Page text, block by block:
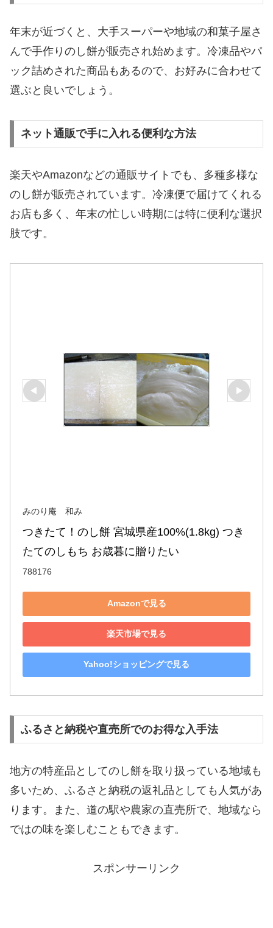
年末が近づくと、大手スーパーや地域の和菓子屋さ
んで手作りのし餅が販売され始めます。冷凍品やパ
ック詰めされた商品もあるので、お好みに合わせて
選ぶと良いでしょう。
ネット通販で手に入れる便利な方法
楽天やAmazonなどの通販サイトでも、多種多様な
のし餅が販売されています。冷凍便で届けてくれる
お店も多く、年末の忙しい時期には特に便利な選択
肢です。
みのり庵 和み
つきたて！のし餅 宮城県産100%(1.8kg) つき
たてのしもち お歳暮に贈りたい
788176
Amazonで見る
楽天市場で見る
Yahoo!ショッピングで見る
ふるさと納税や直売所でのお得な入手法
地方の特産品としてのし餅を取り扱っている地域も
多いため、ふるさと納税の返礼品としても人気があ
ります。また、道の駅や農家の直売所で、地域なら
ではの味を楽しむこともできます。
スポンサーリンク